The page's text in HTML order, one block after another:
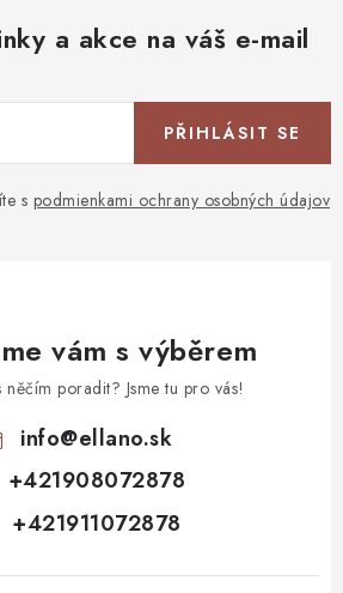
a akce na váš e-mail
s podmienkami ochrany osobných údajov
PŘIHLÁSIT SE
vám s výběrem
něčím poradit? Jsme tu pro vás!
info@ellano.sk
+421908072878
+421911072878